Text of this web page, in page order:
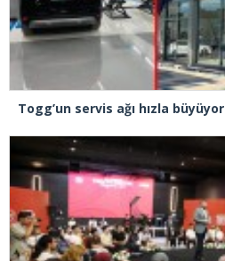
Togg’un servis ağı hızla büyüyor